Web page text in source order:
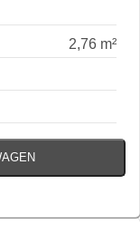
2,76 m²